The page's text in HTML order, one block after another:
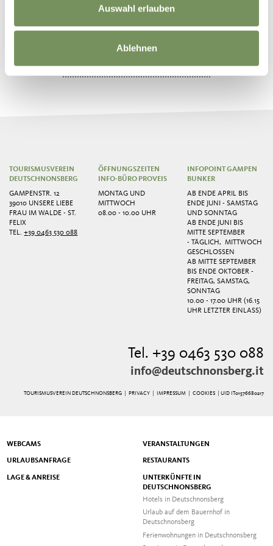
Auswahl erlauben
Ablehnen
APP ANDROID
TOURISMUSVEREIN
DEUTSCHNONSBERG
GAMPENSTR. 12
39010 UNSERE LIEBE
FRAU IM WALDE - ST.
FELIX
TEL.+39 0463 530 088
ÖFFNUNGSZEITEN
INFO-BÜRO PROVEIS
MONTAG UND
MITTWOCH
08.00 - 10.00 UHR
INFOPOINT GAMPEN
BUNKER
AB ENDE APRIL BIS
ENDE JUNI - SAMSTAG
UND SONNTAG
AB ENDE JUNI BIS
MITTE SEPTEMBER
- TÄGLICH, MITTWOCH
GESCHLOSSEN
AB MITTE SEPTEMBER
BIS ENDE OKTOBER -
FREITAG, SAMSTAG,
SONNTAG
10.00 - 17.00 UHR (16.15
UHR LETZTER EINLASS)
Tel. +39 0463 530 088
info@deutschnonsberg.it
TOURISMUSVEREIN DEUTSCHNONSBERG | PRIVACY| IMPRESSUM COOKIES | UID IT01576680217
WEBCAMS VERANSTALTUNGEN
URLAUBSANFRAGE RESTAURANTS
LAGE & ANREISE
UNTERKÜNFTE IN
DEUTSCHNONSBERG
Hotels in Deutschnonsberg
Urlaub auf dem Bauernhof in
Deutschnonsberg
Ferienwohnungen in Deutschnonsberg